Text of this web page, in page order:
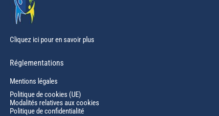
Cliquez ici pour en savoir plus
Réglementations
Mentions légales
Politique de cookies (UE)
Modalités relatives aux cookies
Politique de confidentialité